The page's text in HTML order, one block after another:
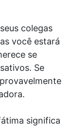
colegas
você estará
se
Se
significa